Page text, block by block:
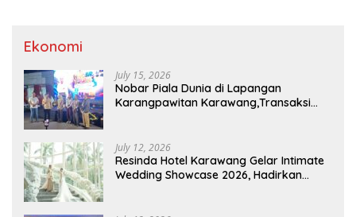
Ekonomi
July 15, 2026
Nobar Piala Dunia di Lapangan
Karangpawitan Karawang,Transaksi
July 12, 2026
Resinda Hotel Karawang Gelar Intimate
Wedding Showcase 2026, Hadirkan